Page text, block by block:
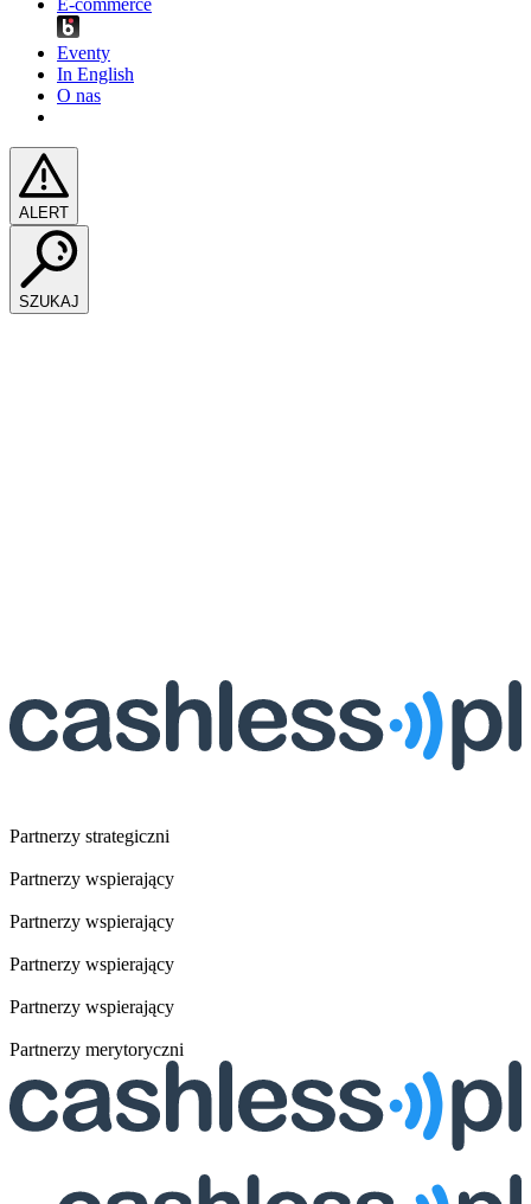
Eventy
In English
O nas
ALERT
SZUKAJ
Partnerzy strategiczni
Partnerzy wspierający
Partnerzy wspierający
Partnerzy wspierający
Partnerzy wspierający
Partnerzy merytoryczni